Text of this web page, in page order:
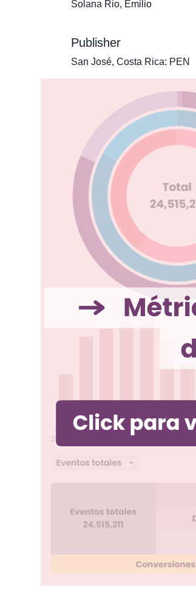
Solana Rio, Emilio
Publisher
San José, Costa Rica: PEN